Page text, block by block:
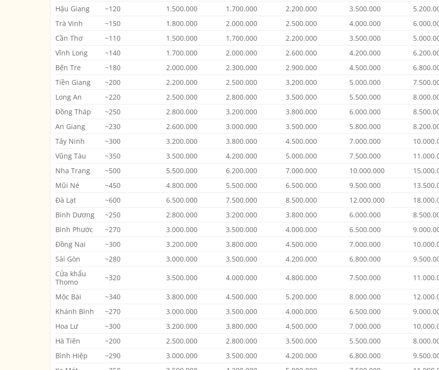
Hậu Giang
~120 1.500.000 1.700.000 2.200.000 3.500.000
Trà Vinh
~150 1.800.000 2.000.000 2.500.000 4.000.000
Cần Thơ
~110 1.500.000 1.700.000 2.200.000 3.500.000
Vĩnh Long
~140 1.700.000 2.000.000 2.600.000 4.200.000
Bến Tre
~180 2.000.000 2.300.000 2.900.000 4.500.000
Tiền Giang
~200 2.200.000 2.500.000 3.200.000 5.000.000
Long An
~220 2.500.000 2.800.000 3.500.000 5.500.000
Đồng Tháp
~250 2.800.000 3.200.000 3.800.000 6.000.000
An Giang
~230 2.600.000 3.000.000 3.500.000 5.800.000
Tây Ninh
~300 3.200.000 3.800.000 4.500.000 7.000.000
Vũng Tàu
~350 3.500.000 4.200.000 5.000.000 7.500.000
Nha Trang
~500 5.500.000 6.200.000 7.000.000 10.000.000
Mũi Né
~450 4.800.000 5.500.000 6.500.000 9.500.000
Đà Lạt
~600 6.500.000 7.500.000 8.500.000 12.000.000
Bình Dương
~250 2.800.000 3.200.000 3.800.000 6.000.000
Bình Phước
~270 3.000.000 3.500.000 4.000.000 6.500.000
Đồng Nai
~300 3.200.000 3.800.000 4.500.000 7.000.000
Sài Gòn
~280 3.000.000 3.500.000 4.200.000 6.800.000
Cửa khẩu
Thomo
~320 3.500.000 4.000.000 4.800.000 7.500.000
Mộc Bài ~340 3.800.000 4.500.000 5.200.000 8.000.000
Khánh Bình
~270 3.000.000 3.500.000 4.000.000 6.500.000
Hoa Lư
~300 3.200.000 3.800.000 4.500.000 7.000.000
Hà Tiên
~200 2.500.000 2.800.000 3.500.000 5.500.000
Bình Hiệp
~290 3.000.000 3.500.000 4.200.000 6.800.000